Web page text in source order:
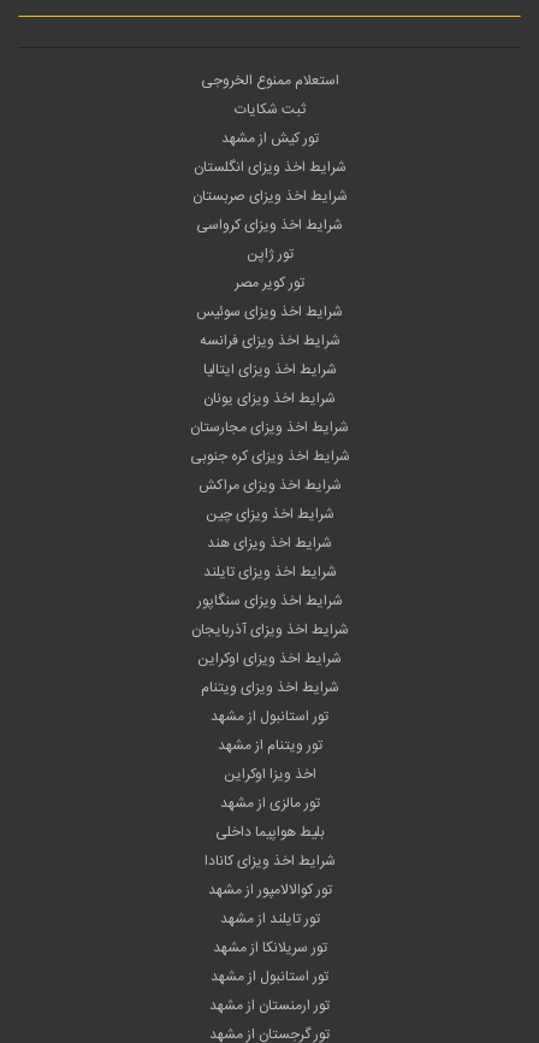
استعلام ممنوع الخروجی
ثبت شکایات
تور کیش از مشهد
شرایط اخذ ویزای انگلستان
شرایط اخذ ویزای صربستان
شرایط اخذ ویزای کرواسی
تور ژاپن
تور کویر مصر
شرایط اخذ ویزای سوئیس
شرایط اخذ ویزای فرانسه
شرایط اخذ ویزای ایتالیا
شرایط اخذ ویزای یونان
شرایط اخذ ویزای مجارستان
شرایط اخذ ویزای کره جنوبی
شرایط اخذ ویزای مراکش
شرایط اخذ ویزای چین
شرایط اخذ ویزای هند
شرایط اخذ ویزای تایلند
شرایط اخذ ویزای سنگاپور
شرایط اخذ ویزای آذربایجان
شرایط اخذ ویزای اوکراین
شرایط اخذ ویزای ویتنام
تور استانبول از مشهد
تور ویتنام از مشهد
اخذ ویزا اوکراین
تور مالزی از مشهد
بلیط هواپیما داخلی
شرایط اخذ ویزای کانادا
تور کوالالامپور از مشهد
تور تایلند از مشهد
تور سریلانکا از مشهد
تور استانبول از مشهد
تور ارمنستان از مشهد
تور گرجستان از مشهد